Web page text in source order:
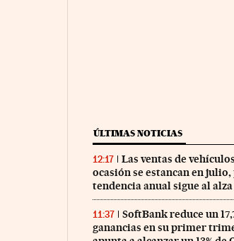
ÚLTIMAS NOTICIAS
12:17
Las ventas de
ocasión se estancan en
tendencia anual sigue al alza
11:37
SoftBank reduce un
ganancias en su primer